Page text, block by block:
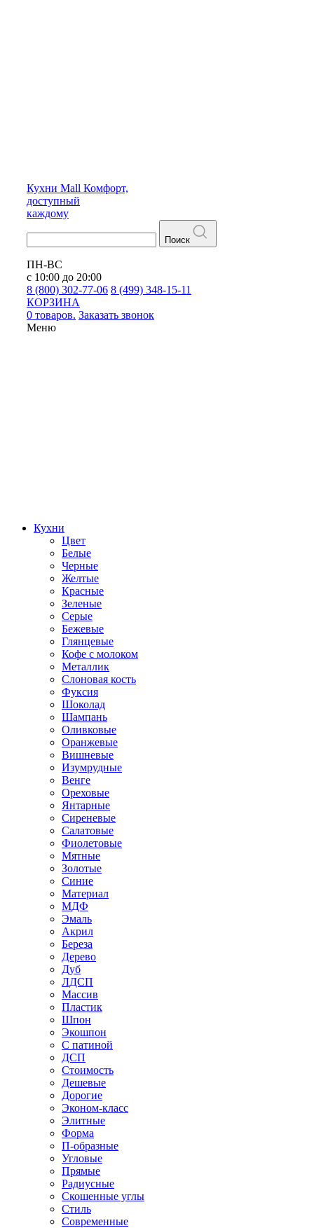
Кухни Mall Комфорт,
доступный
каждому
Поиск
ПН-ВС
с 10:00 до 20:00
8 (800) 302-77-06 8 (499) 348-15-11
КОРЗИНА
0 товаров. Заказать звонок
Меню
Кухни
Цвет
Белые
Черные
Желтые
Красные
Зеленые
Серые
Бежевые
Глянцевые
Кофе с молоком
Металлик
Слоновая кость
Фуксия
Шоколад
Шампань
Оливковые
Оранжевые
Вишневые
Изумрудные
Венге
Ореховые
Янтарные
Сиреневые
Салатовые
Фиолетовые
Мятные
Золотые
Синие
Материал
МДФ
Эмаль
Акрил
Береза
Дерево
Дуб
ЛДСП
Массив
Пластик
Шпон
Экошпон
С патиной
ДСП
Стоимость
Дешевые
Дорогие
Эконом-класс
Элитные
Форма
П-образные
Угловые
Прямые
Радиусные
Скошенные углы
Стиль
Современные